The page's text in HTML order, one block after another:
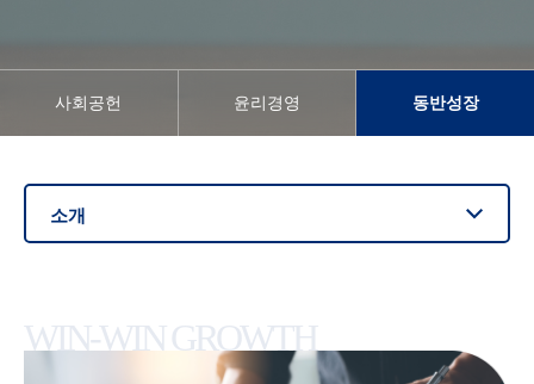
사회공헌 윤리경영 동반성장
소개
WIN-WIN GROWTH